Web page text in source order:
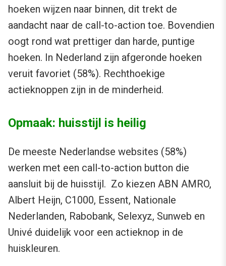
hoeken wijzen naar binnen, dit trekt de
aandacht naar de call-to-action toe. Bovendien
oogt rond wat prettiger dan harde, puntige
hoeken. In Nederland zijn afgeronde hoeken
veruit favoriet (58%). Rechthoekige
actieknoppen zijn in de minderheid.
Opmaak: huisstijl is heilig
De meeste Nederlandse websites (58%)
werken met een call-to-action button die
aansluit bij de huisstijl. Zo kiezen ABN AMRO,
Albert Heijn, C1000, Essent, Nationale
Nederlanden, Rabobank, Selexyz, Sunweb en
Univé duidelijk voor een actieknop in de
huiskleuren.